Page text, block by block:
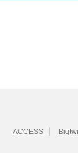
ACCESS